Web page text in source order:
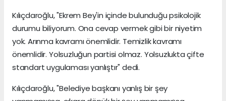
Kılıçdaroğlu, "Ekrem Bey'in içinde bulunduğu psikolojik
durumu biliyorum. Ona cevap vermek gibi bir niyetim
yok. Arınma kavramı önemlidir. Temizlik kavramı
önemlidir. Yolsuzluğun partisi olmaz. Yolsuzlukta çifte
standart uygulaması yanlıştır" dedi.
Kılıçdaroğlu, "Belediye başkanı yanlış bir şey